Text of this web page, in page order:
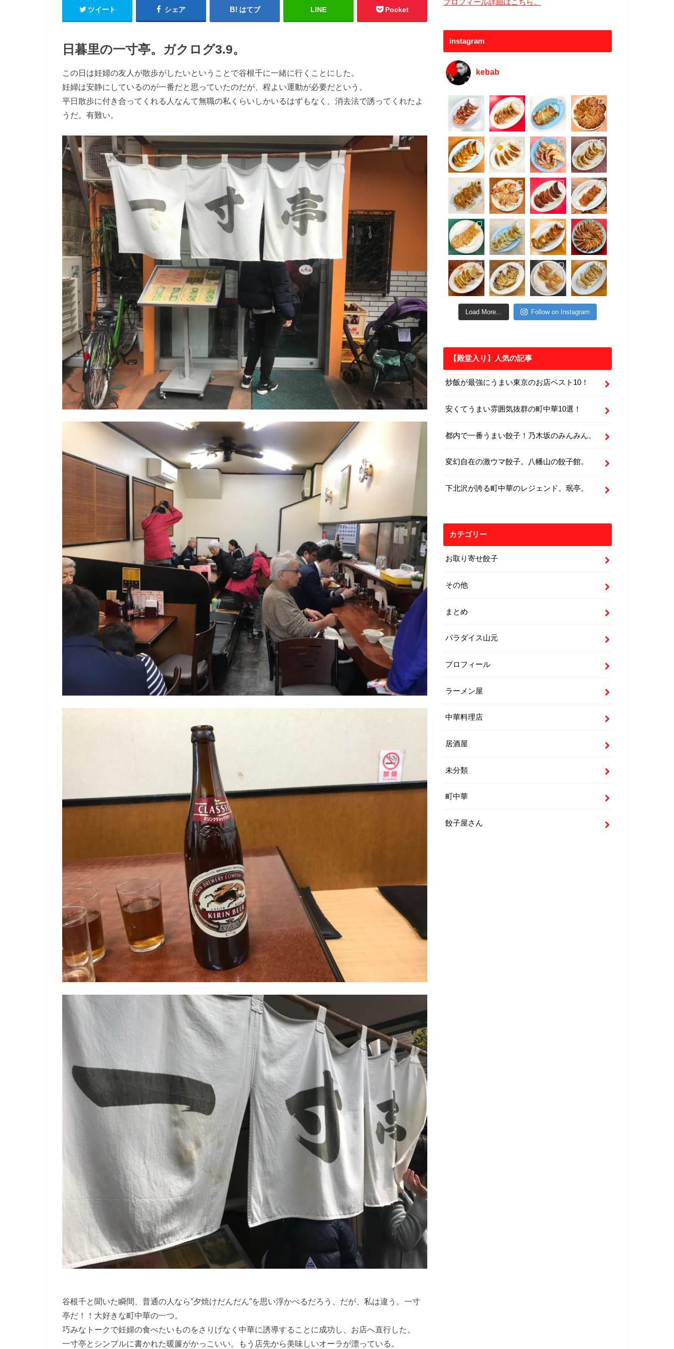
ツイート シェア はてブ LINE Pocket
日暮里の一寸亭。ガクログ3.9。
この日は妊婦の友人が散歩がしたいということで谷根千に一緒に行くことにした。
妊婦は安静にしているのが一番だと思っていたのだが、程よい運動が必要だという。
平日散歩に付き合ってくれる人なんて無職の私くらいしかいるはずもなく、消去法で誘ってくれたよ
うだ。有難い。
谷根千と聞いた瞬間、普通の人なら”夕焼けだんだん”を思い浮かべるだろう、だが、私は違う。一寸
亭だ！！大好きな町中華の一つ。
巧みなトークで妊婦の食べたいものをさりげなく中華に誘導することに成功し、お店へ直行した。
一寸亭とシンプルに書かれた暖簾がかっこいい。もう店先から美味しいオーラが漂っている。
プロフィール詳細はこちら。
instagram
kebab
Load More... Follow on Instagram
【殿堂入り】人気の記事
炒飯が最強にうまい東京のお店ベスト10！
安くてうまい雰囲気抜群の町中華10選！
都内で一番うまい餃子！乃木坂のみんみん。
変幻自在の激ウマ餃子。八幡山の餃子館。
下北沢が誇る町中華のレジェンド。珉亭。
カテゴリー
お取り寄せ餃子
その他
まとめ
パラダイス山元
プロフィール
ラーメン屋
中華料理店
居酒屋
未分類
町中華
餃子屋さん